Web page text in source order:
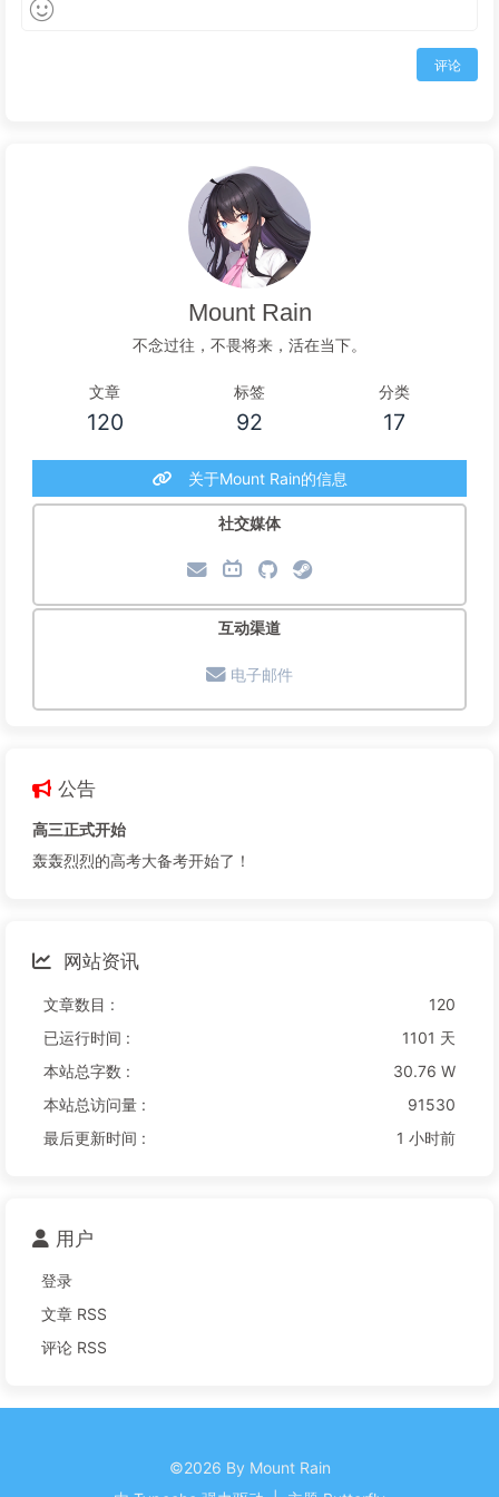
评论
Mount Rain
不念过往，不畏将来，活在当下。
文章
120
标签
92
分类
17
关于Mount Rain的信息
社交媒体
互动渠道
电子邮件
公告
高三正式开始
轰轰烈烈的高考大备考开始了！
网站资讯
文章数目 :
120
已运行时间 :
1101 天
本站总字数 :
30.76 W
本站总访问量 :
91530
最后更新时间 :
1 小时前
用户
登录
文章 RSS
评论 RSS
©2026 By Mount Rain